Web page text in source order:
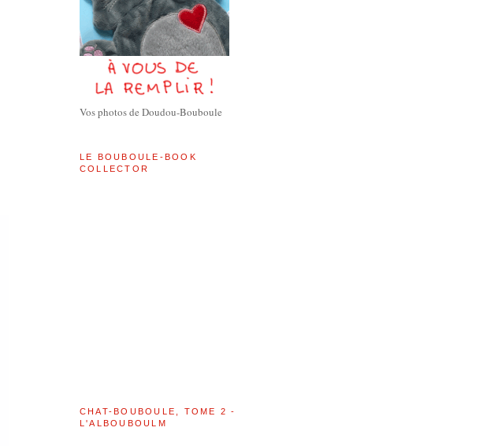
Vos photos de Doudou-Bouboule
LE BOUBOULE-BOOK
COLLECTOR
CHAT-BOUBOULE, TOME 2 -
L'ALBOUBOULM